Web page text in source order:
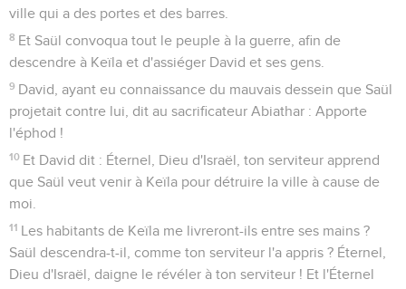
ville qui a des portes et des barres.
8 Et Saül convoqua tout le peuple à la guerre, afin de
descendre à Keïla et d'assiéger David et ses gens.
9 David, ayant eu connaissance du mauvais dessein que Saül
projetait contre lui, dit au sacrificateur Abiathar : Apporte
l'éphod !
10 Et David dit : Éternel, Dieu d'Israël, ton serviteur apprend
que Saül veut venir à Keïla pour détruire la ville à cause de
moi.
11 Les habitants de Keïla me livreront-ils entre ses mains ?
Saül descendra-t-il, comme ton serviteur l'a appris ? Éternel,
Dieu d'Israël, daigne le révéler à ton serviteur ! Et l'Éternel